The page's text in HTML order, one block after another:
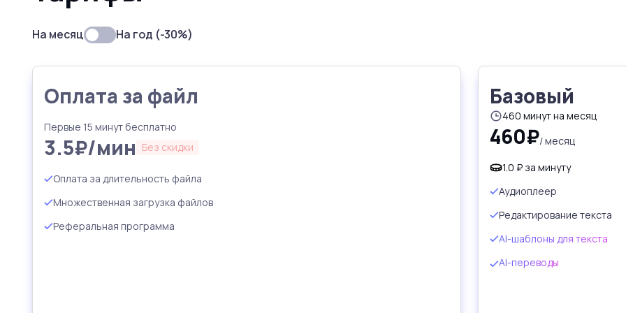
На месяц На год (-30%)
Оплата за файл
Первые 15 минут бесплатно
3.5₽/мин Без скидки
Оплата за длительность файла
Множественная загрузка файлов
Реферальная программа
Базовый
460 минут на месяц
460₽/ месяц
1.0 ₽ за минуту
Аудиоплеер
Редактирование текста
AI-шаблоны для текста
AI-переводы